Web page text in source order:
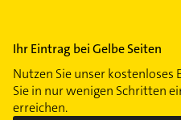
Ihr Eintrag bei Gelbe Seiten
Nutzen Sie unser
Sie in nur wenigen Schritten
erreichen.